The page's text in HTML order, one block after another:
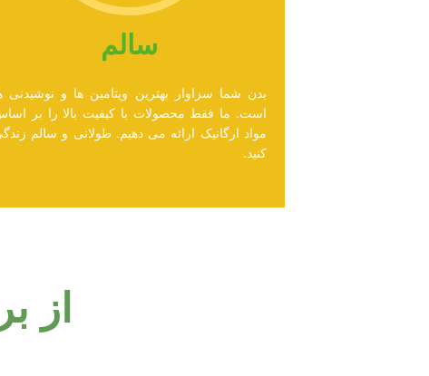
سالم
بدن شما سزاوار بهترین ویتامین ها و نوشیدنی
است. ما فقط محصولات با کیفیت بالا را بر
مواد ارگانیک ارائه می دهیم. طولانی و سالم
کنید.
از